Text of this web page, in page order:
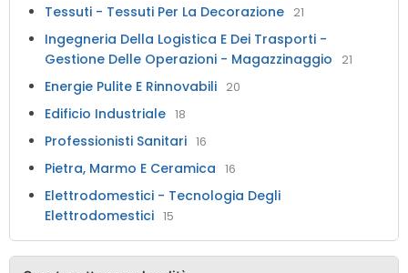
Tessuti - Tessuti Per La Decorazione 21
Ingegneria Della Logistica E Dei Trasporti -
Gestione Delle Operazioni - Magazzinaggio
21
Energie Pulite E Rinnovabili 20
Edificio Industriale 18
Professionisti Sanitari 16
Pietra, Marmo E Ceramica 16
Elettrodomestici - Tecnologia Degli
Elettrodomestici 15